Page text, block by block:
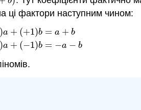
ці фактори наступним чином:
)a + (+1)b = a + b
)a + (−1)b = −a − b
b a +b− a −1